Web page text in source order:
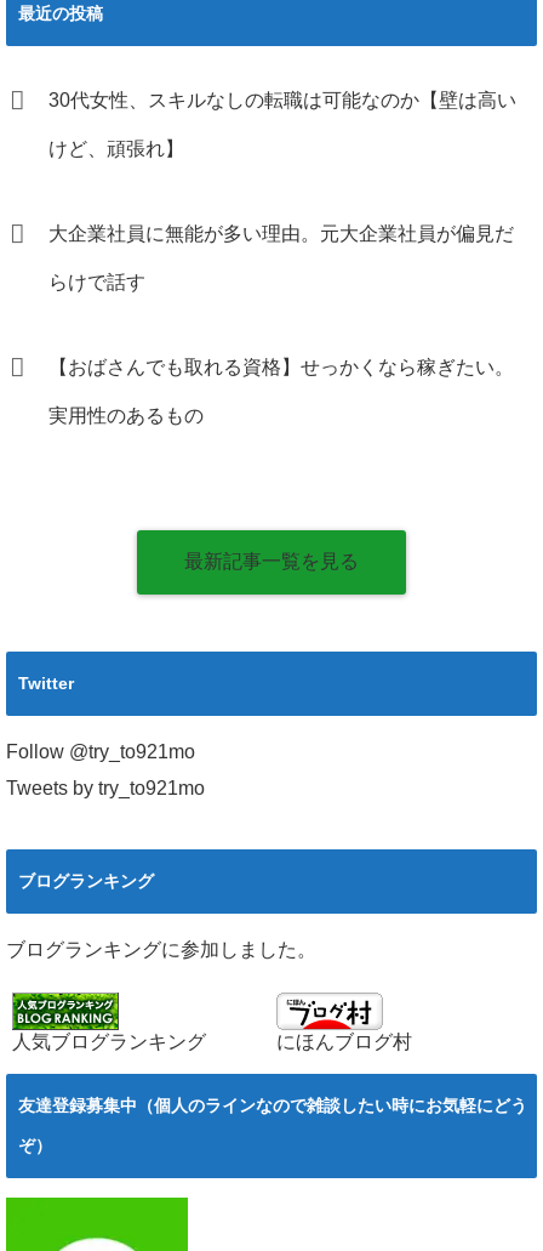
最近の投稿
30代女性、スキルなしの転職は可能なのか【壁は高い
けど、頑張れ】
大企業社員に無能が多い理由。元大企業社員が偏見だ
らけで話す
【おばさんでも取れる資格】せっかくなら稼ぎたい。
実用性のあるもの
最新記事一覧を見る
Twitter
Follow @try_to921mo
Tweets by try_to921mo
ブログランキング
ブログランキングに参加しました。
人気ブログランキング にほんブログ村
友達登録募集中（個人のラインなので雑談したい時にお気軽にどう
ぞ）